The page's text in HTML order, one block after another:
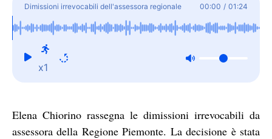
Dimissioni irrevocabili dell'assessora regionale
Elena Chiorino
00:00 / 01:24
x1
Elena Chiorino rassegna le dimissioni irrevocabili da
assessora della Regione Piemonte. La decisione è stata